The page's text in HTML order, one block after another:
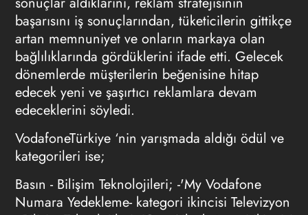
başarısını iş sonuçlarından, tüketicilerin gittikçe
artan memnuniyet ve onların markaya olan
bağlılıklarında gördüklerini ifade etti. Gelecek
dönemlerde müşterilerin beğenisine hitap
edecek yeni ve şaşırtıcı reklamlara devam
edeceklerini söyledi.
VodafoneTürkiye ‘nin yarışmada aldığı ödül ve
kategorileri ise;
Basın - Bilişim Teknolojileri; -'My Vodafone
Numara Yedekleme- kategori ikincisi Televizyon